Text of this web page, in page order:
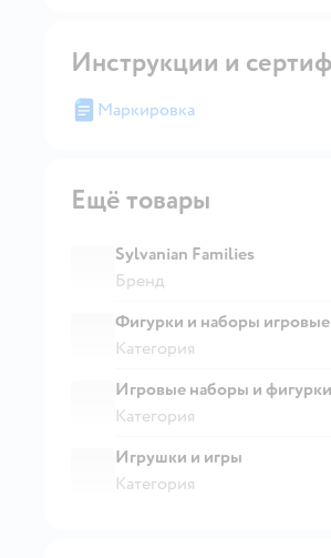
Инструкции и
Маркировка
Ещё товары
Sylvanian Families
Бренд
Фигурки и наборы игровые
Категория
Игровые наборы и фигурки
Категория
Игрушки и игры
Категория